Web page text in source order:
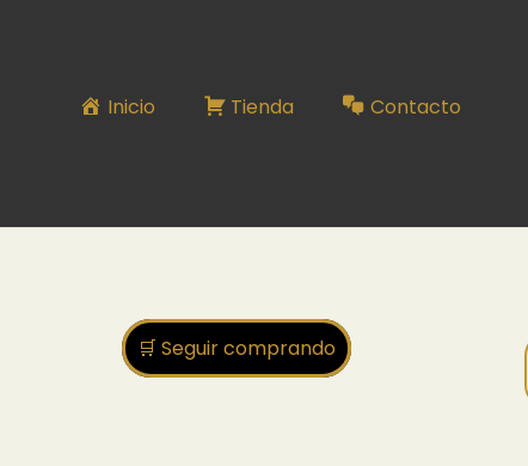
Inicio Tienda Contacto
🛒 Seguir comprando